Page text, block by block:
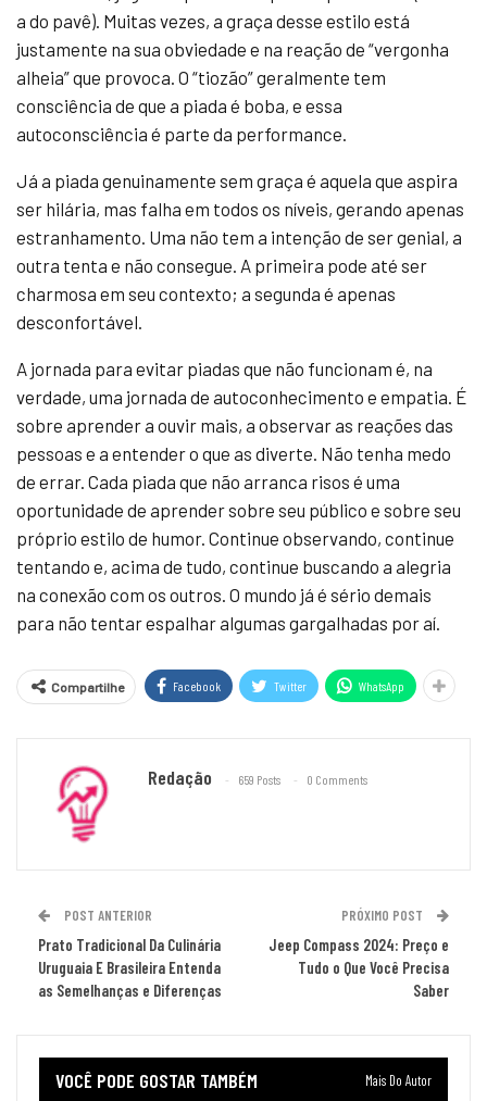
a do pavê). Muitas vezes, a graça desse estilo está
justamente na sua obviedade e na reação de “vergonha
alheia” que provoca. O “tiozão” geralmente tem
consciência de que a piada é boba, e essa
autoconsciência é parte da performance.
Já a piada genuinamente sem graça é aquela que aspira
ser hilária, mas falha em todos os níveis, gerando apenas
estranhamento. Uma não tem a intenção de ser genial, a
outra tenta e não consegue. A primeira pode até ser
charmosa em seu contexto; a segunda é apenas
desconfortável.
A jornada para evitar piadas que não funcionam é, na
verdade, uma jornada de autoconhecimento e empatia. É
sobre aprender a ouvir mais, a observar as reações das
pessoas e a entender o que as diverte. Não tenha medo
de errar. Cada piada que não arranca risos é uma
oportunidade de aprender sobre seu público e sobre seu
próprio estilo de humor. Continue observando, continue
tentando e, acima de tudo, continue buscando a alegria
na conexão com os outros. O mundo já é sério demais
para não tentar espalhar algumas gargalhadas por aí.
Compartilhe Facebook Twitter WhatsApp
Redação 659 Posts 0 Comments
POST ANTERIOR
Prato Tradicional Da Culinária
Uruguaia E Brasileira Entenda
as Semelhanças e Diferenças
PRÓXIMO POST
Jeep Compass 2024: Preço e
Tudo o Que Você Precisa
Saber
VOCÊ PODE GOSTAR TAMBÉM Mais Do Autor